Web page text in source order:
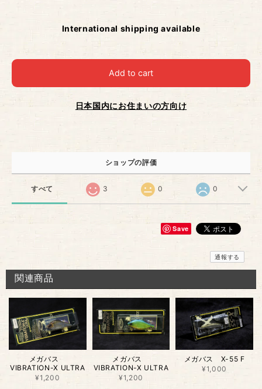
International shipping available
Add to cart
日本国内にお住まいの方向け
ショップの評価
すべて 3 0 0
Save
通報する
関連商品
メガバス
VIBRATION-X ULTRA
¥1,200
メガバス
VIBRATION-X ULTRA
¥1,200
メガバス X-55 F
¥1,000